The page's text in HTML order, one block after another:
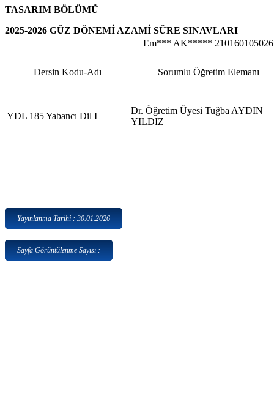
TASARIM BÖLÜMÜ
2025-2026 GÜZ DÖNEMİ AZAMİ SÜRE SINAVLARI
Em*** AK***** 210160105026
Dersin Kodu-Adı Sorumlu Öğretim Elemanı
YDL 185 Yabancı Dil I
Dr. Öğretim Üyesi Tuğba AYDIN
YILDIZ
Yayınlanma Tarihi : 30.01.2026
Sayfa Görüntülenme Sayısı :